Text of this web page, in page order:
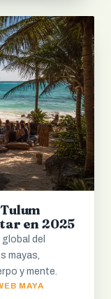
en 2025
del
mayas,
y mente.
MAYA